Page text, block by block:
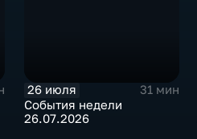
26 июля
31 мин
События недели
26.07.2026